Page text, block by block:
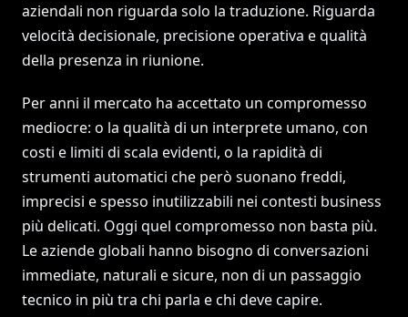
aziendali non riguarda solo la traduzione. Riguarda
velocità decisionale, precisione operativa e qualità
della presenza in riunione.
Per anni il mercato ha accettato un compromesso
mediocre: o la qualità di un interprete umano, con
costi e limiti di scala evidenti, o la rapidità di
strumenti automatici che però suonano freddi,
imprecisi e spesso inutilizzabili nei contesti business
più delicati. Oggi quel compromesso non basta più.
Le aziende globali hanno bisogno di conversazioni
immediate, naturali e sicure, non di un passaggio
tecnico in più tra chi parla e chi deve capire.